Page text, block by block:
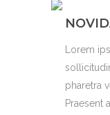
Lorem
pharetra
Praesent